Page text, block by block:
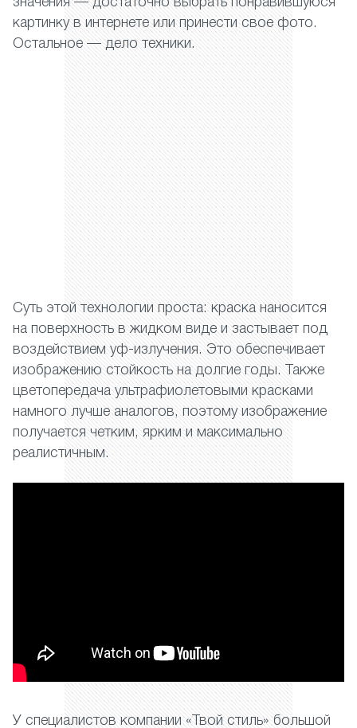
картинку в интернете или принести свое фото.
Остальное — дело техники.
Суть этой технологии проста: краска наносится
на поверхность в жидком виде и застывает под
воздействием уф-излучения. Это обеспечивает
изображению стойкость на долгие годы. Также
цветопередача ультрафиолетовыми красками
намного лучше аналогов, поэтому изображение
получается четким, ярким и максимально
реалистичным.
У специалистов компании «Твой стиль» большой